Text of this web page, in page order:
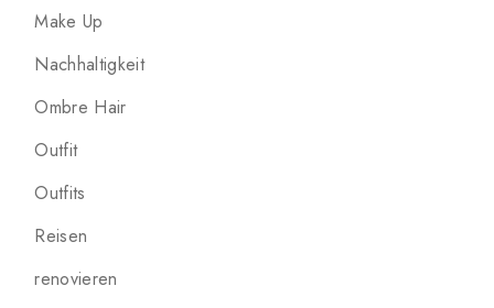
Make Up
Nachhaltigkeit
Ombre Hair
Outfit
Outfits
Reisen
renovieren